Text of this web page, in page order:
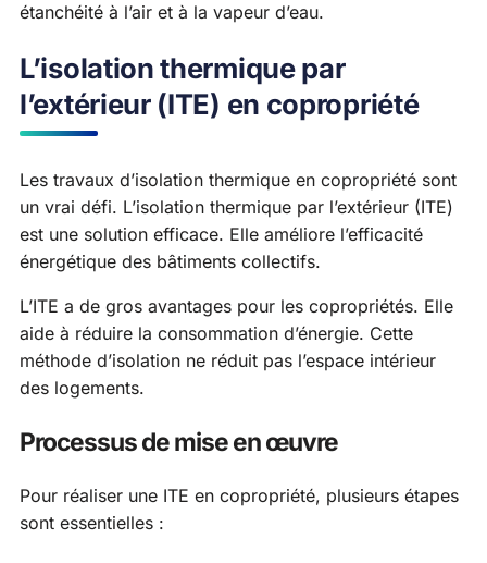
étanchéité à l’air et à la vapeur d’eau.
L’isolation thermique par
l’extérieur (ITE) en copropriété
Les travaux d’isolation thermique en copropriété sont
un vrai défi. L’isolation thermique par l’extérieur (ITE)
est une solution efficace. Elle améliore l’efficacité
énergétique des bâtiments collectifs.
L’ITE a de gros avantages pour les copropriétés. Elle
aide à réduire la consommation d’énergie. Cette
méthode d’isolation ne réduit pas l’espace intérieur
des logements.
Processus de mise en œuvre
Pour réaliser une ITE en copropriété, plusieurs étapes
sont essentielles :